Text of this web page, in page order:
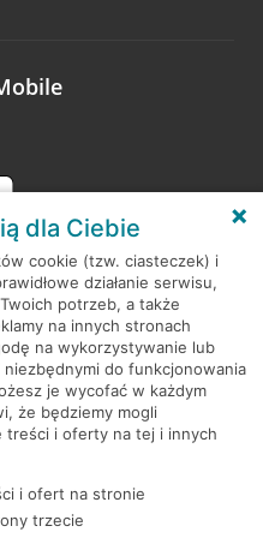
dla Ciebie
cookie (tzw. ciasteczek) i
działanie serwisu,
potrzeb, a także
na innych stronach
na wykorzystywanie lub
do funkcjonowania
je wycofać w każdym
że będziemy mogli
treści i oferty na tej i innych
i ofert na stronie
trzecie